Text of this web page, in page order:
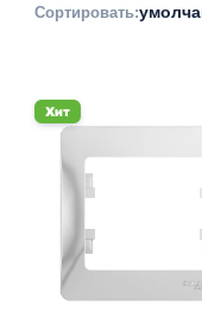
Сортировать:
Хит